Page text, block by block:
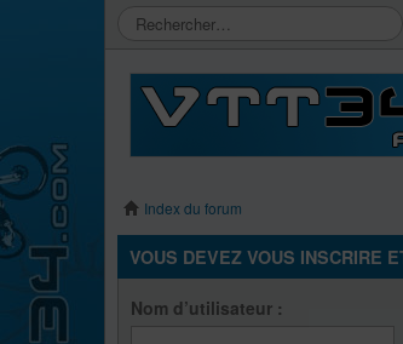
Index du forum
VOUS DEVEZ VOUS INSCRIRE
Nom d’utilisateur :